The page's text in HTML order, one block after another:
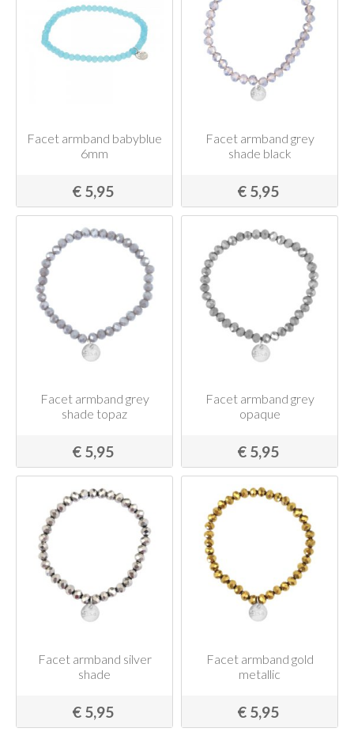
Facet armband babyblue
6mm
€ 5,95
Facet armband grey
shade black
€ 5,95
Facet armband grey
shade topaz
€ 5,95
Facet armband grey
opaque
€ 5,95
Facet armband silver
shade
€ 5,95
Facet armband gold
metallic
€ 5,95